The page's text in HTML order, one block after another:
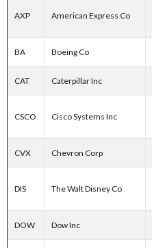
AXP American Express Co
BA Boeing Co
CAT Caterpillar Inc
CSCO Cisco Systems Inc
CVX Chevron Corp
DIS The Walt Disney Co
DOW Dow Inc